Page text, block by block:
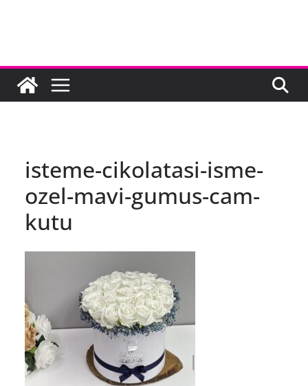
isteme-cikolatasi-isme-
ozel-mavi-gumus-cam-
kutu